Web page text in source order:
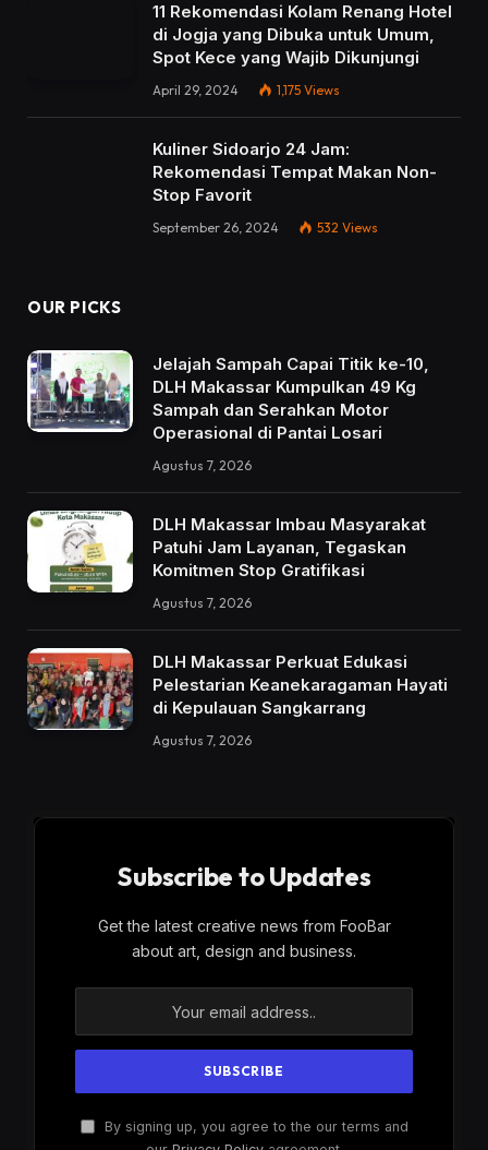
11 Rekomendasi Kolam Renang Hotel
di Jogja yang Dibuka untuk Umum,
Spot Kece yang Wajib Dikunjungi
April 29, 2024 1,175 Views
Kuliner Sidoarjo 24 Jam:
Rekomendasi Tempat Makan Non-
Stop Favorit
September 26, 2024 532 Views
OUR PICKS
Jelajah Sampah Capai Titik ke-10,
DLH Makassar Kumpulkan 49 Kg
Sampah dan Serahkan Motor
Operasional di Pantai Losari
Agustus 7, 2026
DLH Makassar Imbau Masyarakat
Patuhi Jam Layanan, Tegaskan
Komitmen Stop Gratifikasi
Agustus 7, 2026
DLH Makassar Perkuat Edukasi
Pelestarian Keanekaragaman Hayati
di Kepulauan Sangkarrang
Agustus 7, 2026
Subscribe to Updates
Get the latest creative news from FooBar
about art, design and business.
By signing up, you agree to the our terms and